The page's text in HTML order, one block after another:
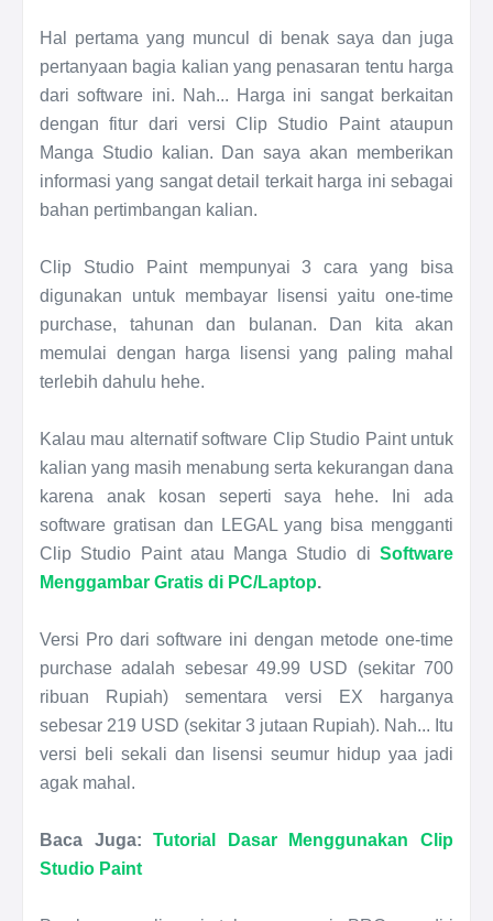
Hal pertama yang muncul di benak saya dan juga
pertanyaan bagia kalian yang penasaran tentu harga
dari software ini. Nah... Harga ini sangat berkaitan
dengan fitur dari versi Clip Studio Paint ataupun
Manga Studio kalian. Dan saya akan memberikan
informasi yang sangat detail terkait harga ini sebagai
bahan pertimbangan kalian.
Clip Studio Paint mempunyai 3 cara yang bisa
digunakan untuk membayar lisensi yaitu one-time
purchase, tahunan dan bulanan. Dan kita akan
memulai dengan harga lisensi yang paling mahal
terlebih dahulu hehe.
Kalau mau alternatif software Clip Studio Paint untuk
kalian yang masih menabung serta kekurangan dana
karena anak kosan seperti saya hehe. Ini ada
software gratisan dan LEGAL yang bisa mengganti
Clip Studio Paint atau Manga Studio di Software
Menggambar Gratis di PC/Laptop.
Versi Pro dari software ini dengan metode one-time
purchase adalah sebesar 49.99 USD (sekitar 700
ribuan Rupiah) sementara versi EX harganya
sebesar 219 USD (sekitar 3 jutaan Rupiah). Nah... Itu
versi beli sekali dan lisensi seumur hidup yaa jadi
agak mahal.
Baca Juga:Tutorial Dasar Menggunakan Clip
Studio Paint